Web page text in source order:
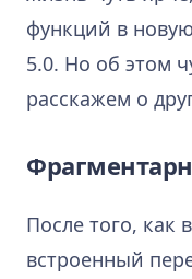
функций в
5.0. Но об этом
расскажем о
После того, как
встроенный